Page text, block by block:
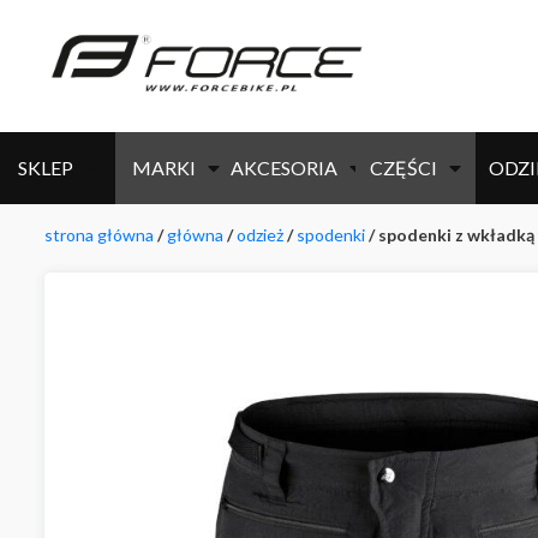
SKLEP MARKI AKCESORIA CZĘŚCI
strona główna /główna /odzież/spodenki/ spodenki z